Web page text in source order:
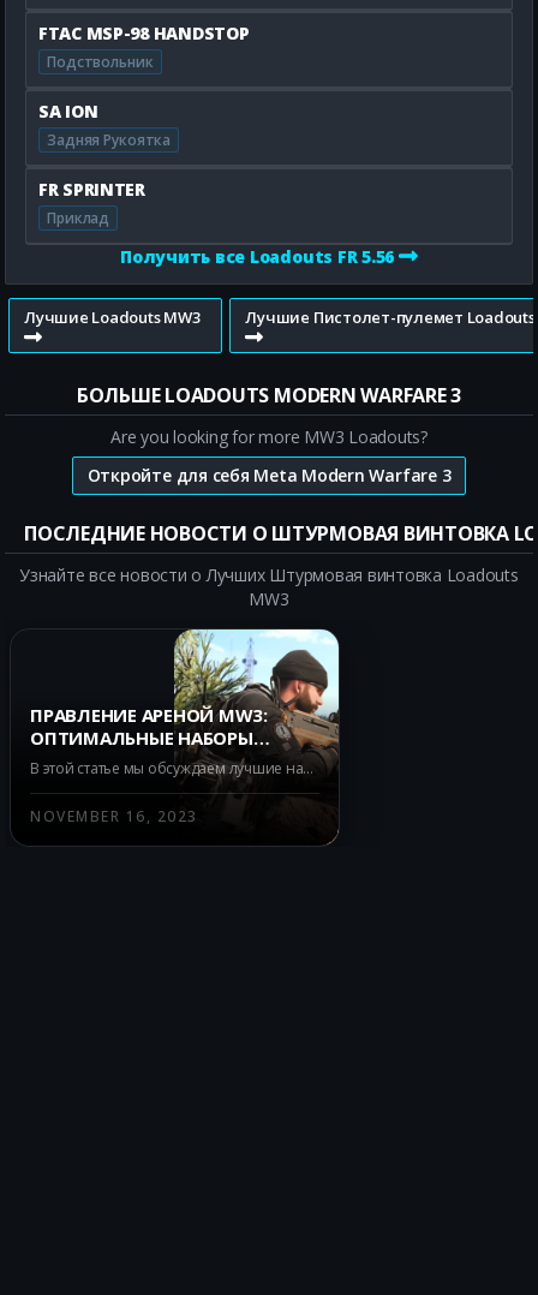
FTAC MSP-98 HANDSTOP
Подствольник
SA ION
Задняя Рукоятка
FR SPRINTER
Приклад
Получить все Loadouts FR 5.56
Лучшие Loadouts MW3 Лучшие Пистолет-пулемет Loadouts
БОЛЬШЕ LOADOUTS MODERN WARFARE 3
Are you looking for more MW3 Loadouts?
Откройте для себя Meta Modern Warfare 3
ПОСЛЕДНИЕ НОВОСТИ О ШТУРМОВАЯ ВИНТОВКА
Узнайте все новости о Лучших Штурмовая винтовка Loadouts
MW3
ПРАВЛЕНИЕ АРЕНОЙ MW3:
ОПТИМАЛЬНЫЕ НАБОРЫ
ПРИЦЕЛОВ ДЛЯ УСПЕХА В
МНОГОПОЛЬЗОВАТЕЛЬСКОМ
ОБЗОРЕ
В этой статье мы обсуждаем лучшие наборы прицелов для штурмовых винтовок в MW3, которые вполне подходят для Multiplayer overview. Мы ранжируем оружие по пяти уровням, обсуждая всё от S Tier до D Tier, и предлагаем подробное руководство по строительству каждого оружия.
NOVEMBER 16, 2023